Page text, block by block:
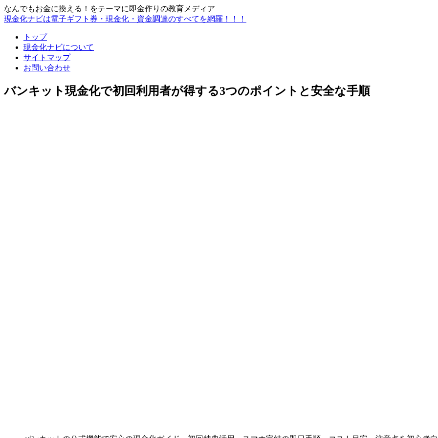
なんでもお金に換える！をテーマに即金作りの教育メディア
現金化ナビは電子ギフト券・現金化・資金調達のすべてを網羅！！！
トップ
現金化ナビについて
サイトマップ
お問い合わせ
バンキット現金化で初回利用者が得する3つのポイントと安全な手順